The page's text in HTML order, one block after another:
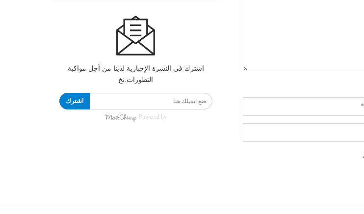
اشترك في النشرة الإخبارية لدينا من أجل مواكبة
التطورات.نخ
اشترك
Powered by